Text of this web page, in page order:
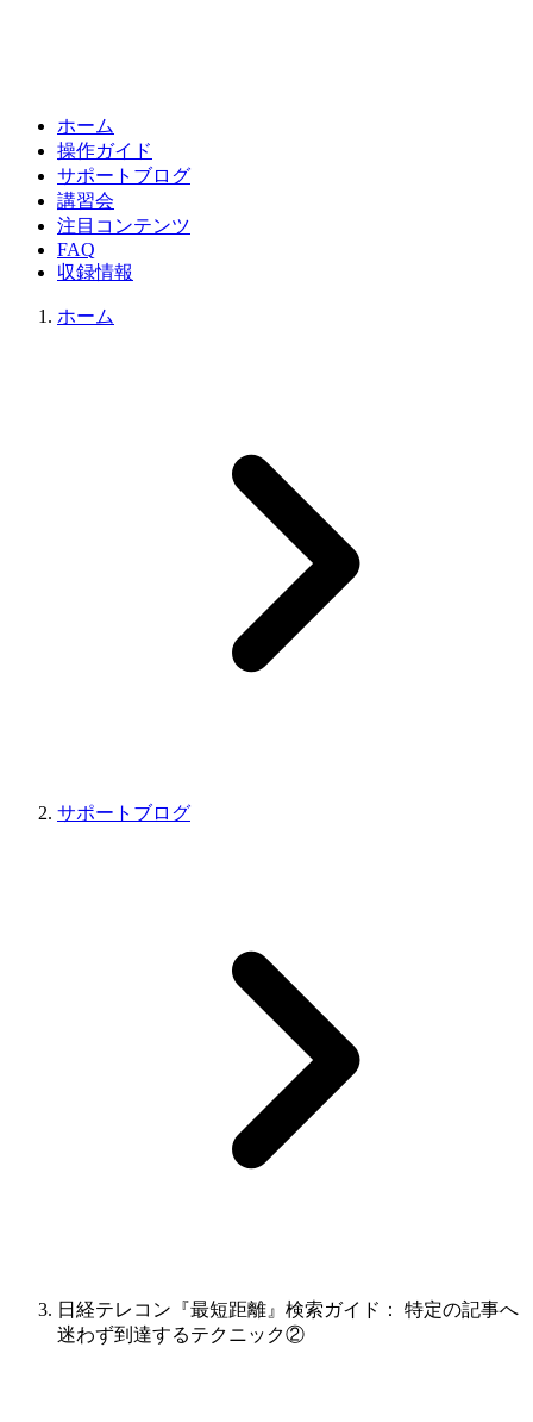
ホーム
操作ガイド
サポートブログ
講習会
注目コンテンツ
FAQ
収録情報
ホーム
サポートブログ
日経テレコン『最短距離』検索ガイド： 特定の記事へ
迷わず到達するテクニック②